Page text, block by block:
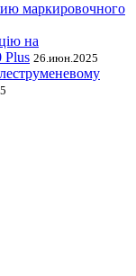
маркировочного
на
Plus 26.июн.2025